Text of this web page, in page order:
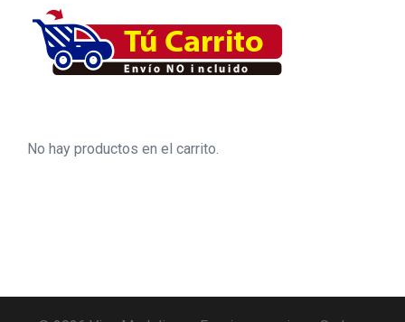
No hay productos en el carrito.